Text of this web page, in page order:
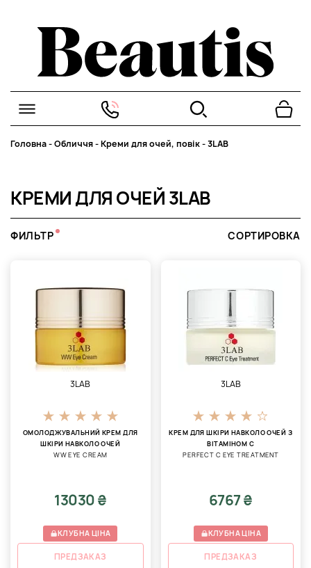
Головна-Обличчя-Креми для очей, повік-3LAB
КРЕМИ ДЛЯ ОЧЕЙ 3LAB
ФИЛЬТР СОРТИРОВКА
3LAB
ОМОЛОДЖУВАЛЬНИЙ КРЕМ ДЛЯ
ШКІРИ НАВКОЛО ОЧЕЙ
WW EYE CREAM
13030 ₴
КЛУБНА ЦІНА
ПРЕДЗАКАЗ
3LAB
КРЕМ ДЛЯ ШКІРИ НАВКОЛО ОЧЕЙ З
ВІТАМІНОМ С
PERFECT C EYE TREATMENT
6767 ₴
КЛУБНА ЦІНА
ПРЕДЗАКАЗ